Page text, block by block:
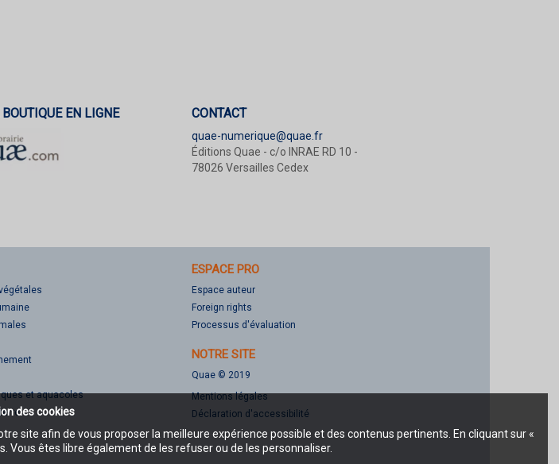
des cookies
site afin de vous proposer la meilleure expérience possible et des contenus pertinents. En cliquant sur «
Vous êtes libre également de les refuser ou de les personnaliser.
BOUTIQUE EN LIGNE CONTACT
quae-numerique@quae.fr
Éditions Quae - c/o INRAE RD 10 -
78026 Versailles Cedex
et aquacoles
ESPACE PRO
Espace auteur
Foreign rights
Processus d'évaluation
NOTRE SITE
Quae © 2019
Mentions légales
Déclaration d'accessibilité